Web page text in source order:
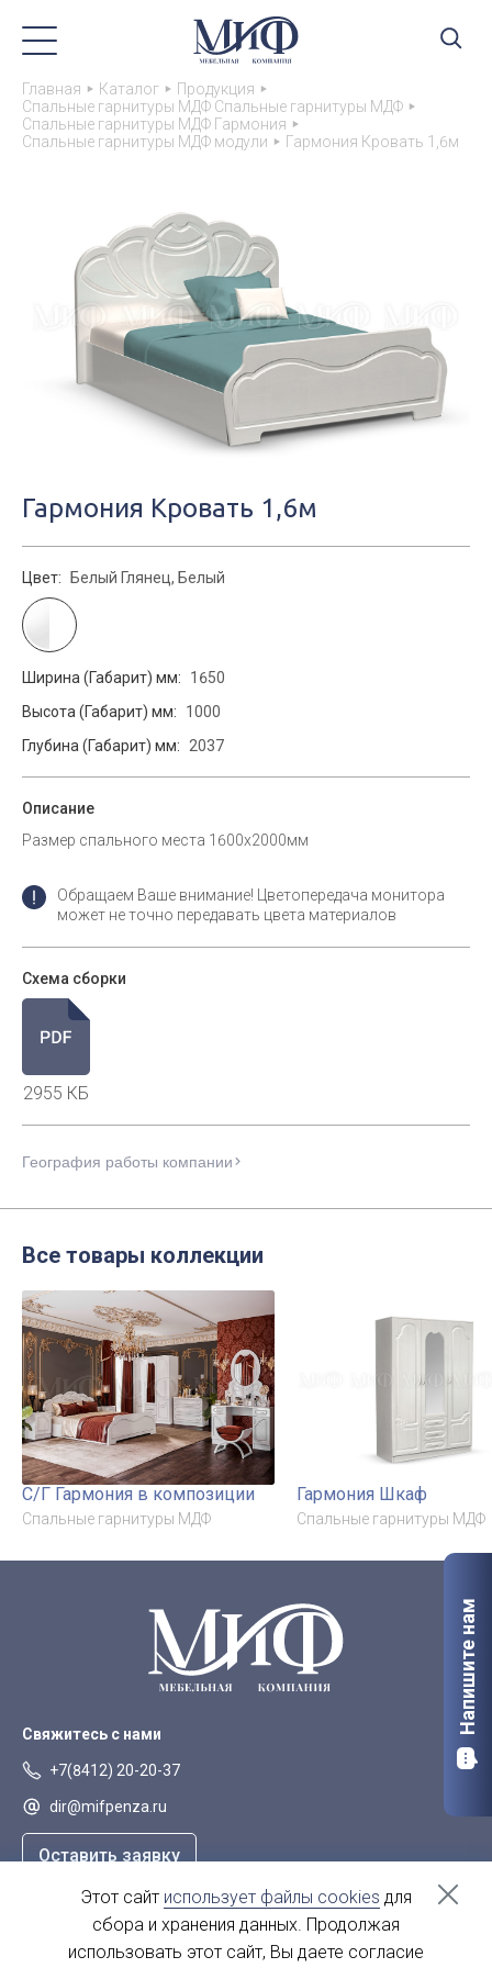
Главная Каталог
Продукция
Спальные гарнитуры МДФ Спальные гарнитуры МДФ
Спальные гарнитуры МДФ Гармония
Спальные гарнитуры МДФ модули
Гармония Кровать 1,6м
Гармония Кровать 1,6м
Цвет: Белый Глянец, Белый
Ширина (Габарит) мм:
1650
Высота (Габарит) мм:
1000
Глубина (Габарит) мм:
2037
Описание
Размер спального места 1600х2000мм
Обращаем Ваше внимание! Цветопередача монитора
может не точно передавать цвета материалов
Схема сборки
2955 КБ
География работы компании
Все товары коллекции
С/Г Гармония в композиции
Спальные гарнитуры МДФ
Гармония Шкаф
Спальные гарнитуры МДФ
Свяжитесь с нами
+7(8412) 20-20-37
dir@mifpenza.ru
Оставить заявку
г. Пенза, ул. Аустрина, 139а
Напишите нам
Этот сайт использует файлы cookies для
сбора и хранения данных. Продолжая
использовать этот сайт, Вы даете согласие